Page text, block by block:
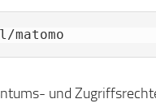
matomo
und